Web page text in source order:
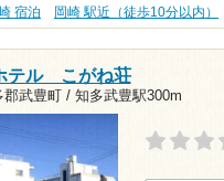
宿泊 岡崎 駅近（徒歩10分以内）
テル こがね荘
郡武豊町 / 知多武豊駅300m